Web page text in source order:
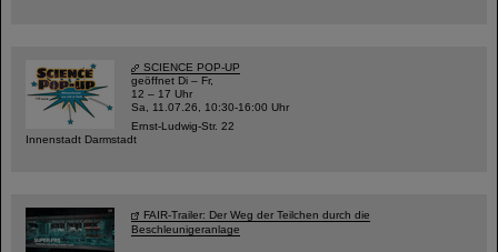
SCIENCE POP-UP
geöffnet Di – Fr,
12 – 17 Uhr
Sa, 11.07.26, 10:30-16:00 Uhr
Ernst-Ludwig-Str. 22
Innenstadt Darmstadt
FAIR-Trailer: Der Weg der Teilchen durch die
Beschleunigeranlage